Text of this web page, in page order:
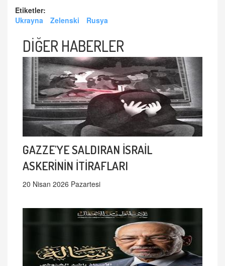
Etiketler:
Ukrayna
Zelenski Rusya
DİĞER HABERLER
GAZZE'YE SALDIRAN İSRAİL
ASKERİNİN İTİRAFLARI
20 Nisan 2026 Pazartesi